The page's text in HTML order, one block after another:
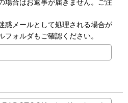
場合はお返事が届きません。ご注
惑メールとして処理される場合が
ォルダもご確認ください。